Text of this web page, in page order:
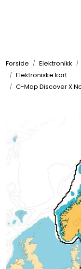
Forside Elektronikk
Elektroniske kart
C-Map Discover X
Elektrisk
Motor/Styring
Fortøyning
Fritid/